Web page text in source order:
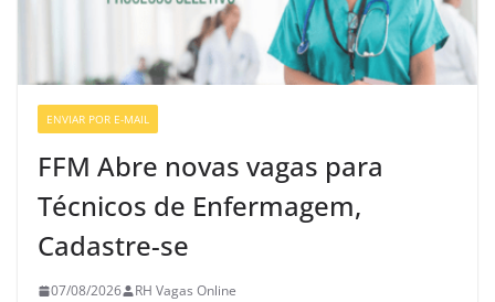
ENVIAR POR E-MAIL
FFM Abre novas vagas para
Técnicos de Enfermagem,
Cadastre-se
07/08/2026 RH Vagas Online